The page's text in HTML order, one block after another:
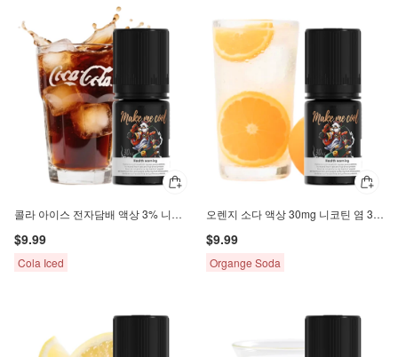
콜라 아이스 전자담배 액상 3% 니코틴 염 30ml
$9.99
Cola Iced
오렌지 소다 액상 30mg 니코틴 염 30ml
$9.99
Organge Soda